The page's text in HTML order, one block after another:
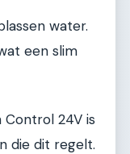
water.
een slim
24V is
die dit regelt.